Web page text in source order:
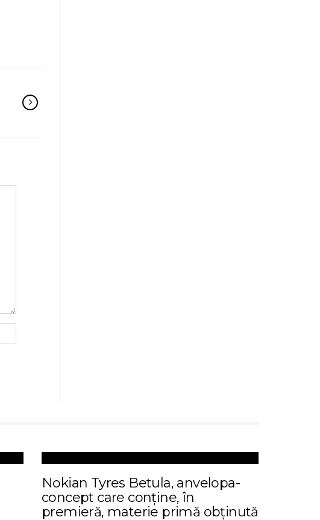
Nokian Tyres Betula, anvelopa-
concept care conține, în
premieră, materie primă obținută